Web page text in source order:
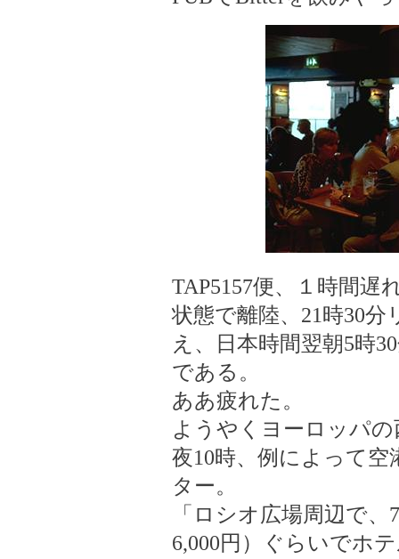
TAP5157便、１時間遅
状態で離陸、21時30
え、日本時間翌朝5時
である。
ああ疲れた。
ようやくヨーロッパ
夜10時、例によって
ター。
「ロシオ広場周辺で、
6,000円）ぐらいでホ